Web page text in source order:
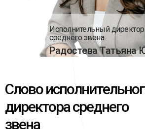
Слово
директора среднего
звена
Исполнительный директор
среднего звена
Радостева Татьяна